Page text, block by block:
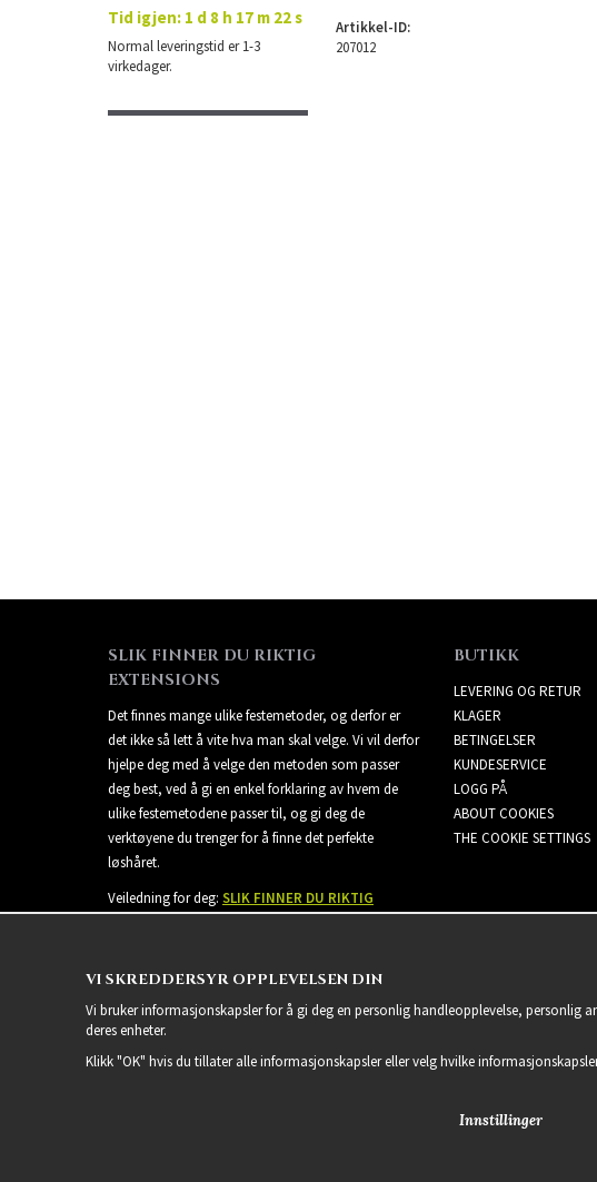
Tid igjen: 1 d 8 h 17 m 22 s
Normal leveringstid er 1-3
virkedager.
Artikkel-ID:
207012
SLIK FINNER DU RIKTIG
EXTENSIONS
Det finnes mange ulike festemetoder, og derfor er
det ikke så lett å vite hva man skal velge. Vi vil derfor
hjelpe deg med å velge den metoden som passer
deg best, ved å gi en enkel forklaring av hvem de
ulike festemetodene passer til, og gi deg de
verktøyene du trenger for å finne det perfekte
løshåret.
Veiledning for deg: SLIK FINNER DU RIKTIG
BUTIKK
LEVERING OG RETUR
KLAGER
BETINGELSER
KUNDESERVICE
LOGG PÅ
ABOUT COOKIES
THE COOKIE SETTINGS
VI SKREDDERSYR OPPLEVELSEN DIN
Vi bruker informasjonskapsler for å gi deg en personlig handleopplevelse,
deres enheter.
Klikk "OK" hvis du tillater alle informasjonskapsler eller velg hvilke
Innstillinger